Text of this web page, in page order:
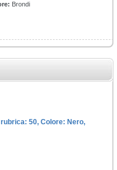
Brondi
50, Colore: Nero,